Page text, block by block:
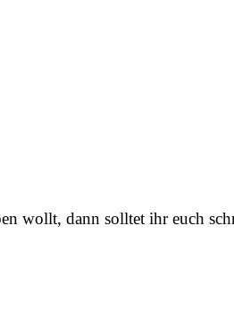
wollt, dann solltet ihr euch